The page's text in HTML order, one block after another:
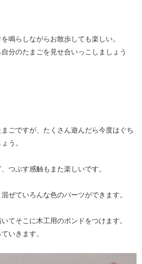
鳴らしながらお散歩しても楽しい。
分のたまごを見せ合いっこしましょう
ごですが、たくさん遊んだら今度はぐち
う。
つぶす感触もまた楽しいです。
ぜていろんな色のパーツができます。
てそこに木工用のボンドをつけます。
いきます。